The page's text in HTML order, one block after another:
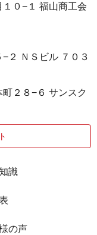
０−１ 福山商工会
２ ＮＳビル ７０３
２８−６ サンスク
識
の声